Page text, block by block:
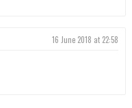
16 June 2018 at 22:58